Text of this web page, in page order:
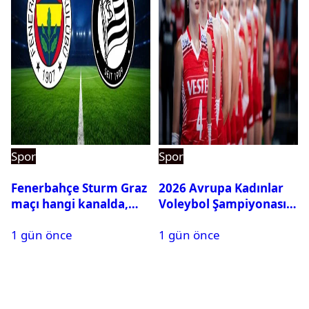
Spor
Fenerbahçe Sturm Graz
maçı hangi kanalda,
1 gün önce
Spor
2026 Avrupa Kadınlar
Voleybol Şampiyonası
1 gün önce